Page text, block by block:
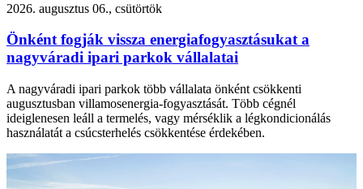
2026. augusztus 06., csütörtök
Önként fogják vissza energiafogyasztásukat a
nagyváradi ipari parkok vállalatai
A nagyváradi ipari parkok több vállalata önként csökkenti
augusztusban villamosenergia-fogyasztását. Több cégnél
ideiglenesen leáll a termelés, vagy mérséklik a légkondicionálás
használatát a csúcsterhelés csökkentése érdekében.